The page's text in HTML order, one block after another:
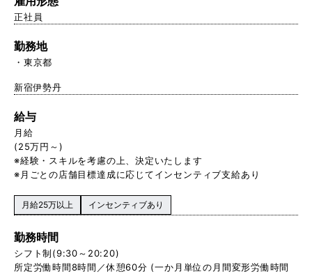
正社員
勤務地
東京都
新宿伊勢丹
給与
月給
(25万円～)
※経験・スキルを考慮の上、決定いたします
※月ごとの店舗目標達成に応じてインセンティブ支給あり
月給25万以上 インセンティブあり
勤務時間
シフト制(9:30～20:20)
所定労働時間8時間／休憩60分 (一か月単位の月間変形労働時間